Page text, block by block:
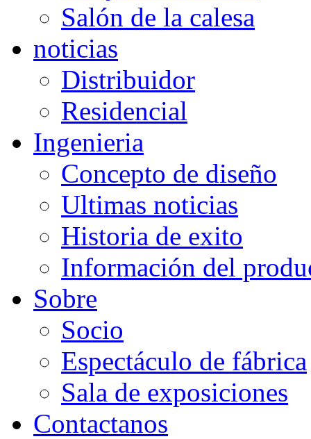
Salón de la calesa
noticias
Distribuidor
Residencial
Ingenieria
Concepto de diseño
Ultimas noticias
Historia de exito
Información del
Sobre
Socio
Espectáculo de fábrica
Sala de exposiciones
Contactanos